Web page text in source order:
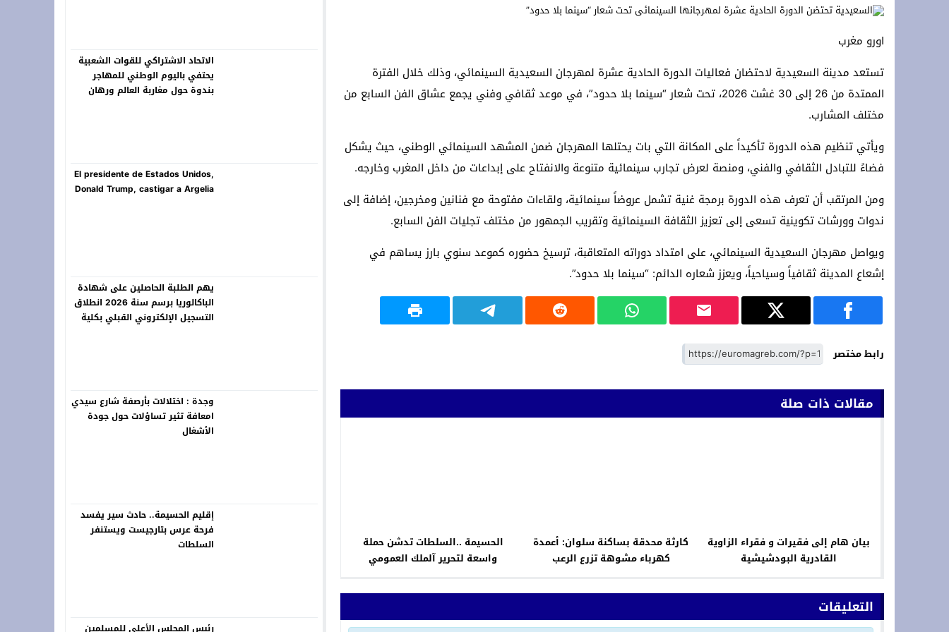
رئيس المجلس الأعلى للمسلمين في ألمانيا يثمّن جهود جامعة الدول العربية في مكافحة الإسلاموفوبيا
تحت الرعاية السامية لجلالة الملك: الرباط تستقبل الدورة 14 لمهرجان “صيف الأوداية” بتكريم قامات فنية سامقة
*Marruecos lanza su mayor plan de conectividad aérea con Ryanair.*
اورو مغرب
تستعد مدينة السعيدية لاحتضان فعاليات الدورة الحادية عشرة لمهرجان السعيدية السينمائي، وذلك خلال الفترة
الممتدة من 26 إلى 30 غشت 2026، تحت شعار “سينما بلا حدود”، في موعد ثقافي وفني يجمع عشاق الفن السابع من
مختلف المشارب.
ويأتي تنظيم هذه الدورة تأكيداً على المكانة التي بات يحتلها المهرجان ضمن المشهد السينمائي الوطني، حيث يشكل
فضاءً للتبادل الثقافي والفني، ومنصة لعرض تجارب سينمائية متنوعة والانفتاح على إبداعات من داخل المغرب وخارجه.
ومن المرتقب أن تعرف هذه الدورة برمجة غنية تشمل عروضاً سينمائية، ولقاءات مفتوحة مع فنانين ومخرجين، إضافة إلى
ندوات وورشات تكوينية تسعى إلى تعزيز الثقافة السينمائية وتقريب الجمهور من مختلف تجليات الفن السابع.
ويواصل مهرجان السعيدية السينمائي، على امتداد دوراته المتعاقبة، ترسيخ حضوره كموعد سنوي بارز يساهم في
إشعاع المدينة ثقافياً وسياحياً، ويعزز شعاره الدائم: “سينما بلا حدود”.
رابط مختصر
مقالات ذات صلة
بيان هام إلى فقيرات و فقراء الزاوية
القادرية البودشيشية
كارثة محدقة بساكنة سلوان: أعمدة
كهرباء مشوهة تزرع الرعب
الحسيمة ..السلطات تدشن حملة
واسعة لتحرير آلملك العمومي
التعليقات
الاتحاد الاشتراكي للقوات الشعبية
يحتفي باليوم الوطني للمهاجر
بندوة حول مغاربة العالم ورهان
El presidente de Estados Unidos,
Donald Trump, castigar a Argelia
يهم الطلبة الحاصلين على شهادة
الباكالوريا برسم سنة 2026 انطلاق
التسجيل الإلكتروني القبلي بكلية
وجدة : اختلالات بأرصفة شارع سيدي
امعافة تثير تساؤلات حول جودة
الأشغال
إقليم الحسيمة.. حادث سير يفسد
فرحة عرس بتارجيست ويستنفر
السلطات
رئيس المجلس الأعلى للمسلمين